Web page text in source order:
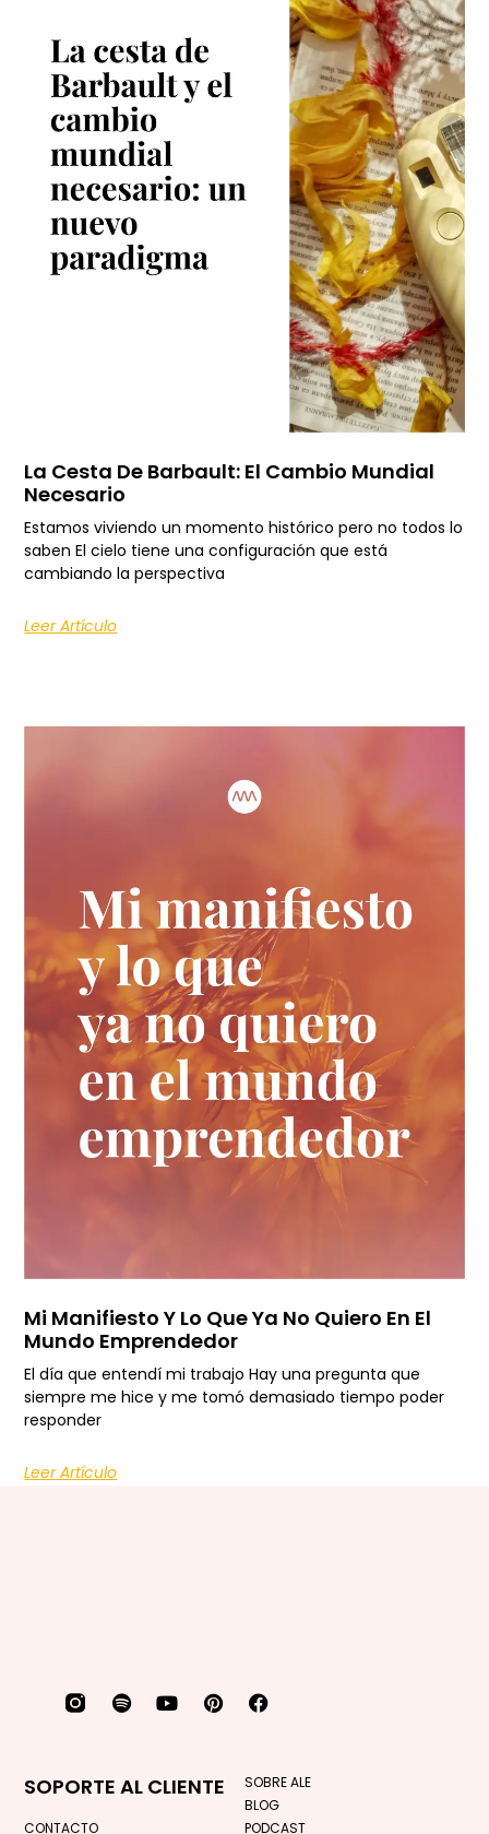
La Cesta De Barbault: El Cambio Mundial
Necesario
Estamos viviendo un momento histórico pero no todos lo
saben El cielo tiene una configuración que está
cambiando la perspectiva
Leer Artículo
Mi Manifiesto Y Lo Que Ya No Quiero En El
Mundo Emprendedor
El día que entendí mi trabajo Hay una pregunta que
siempre me hice y me tomó demasiado tiempo poder
responder
Leer Artículo
SOBRE ALE
BLOG
PODCAST
SOPORTE AL CLIENTE
CONTACTO